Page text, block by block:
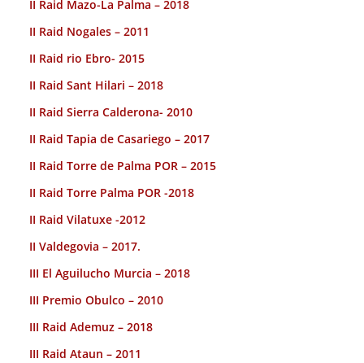
II Raid Mazo-La Palma – 2018
II Raid Nogales – 2011
II Raid rio Ebro- 2015
II Raid Sant Hilari – 2018
II Raid Sierra Calderona- 2010
II Raid Tapia de Casariego – 2017
II Raid Torre de Palma POR – 2015
II Raid Torre Palma POR -2018
II Raid Vilatuxe -2012
II Valdegovia – 2017.
III El Aguilucho Murcia – 2018
III Premio Obulco – 2010
III Raid Ademuz – 2018
III Raid Ataun – 2011